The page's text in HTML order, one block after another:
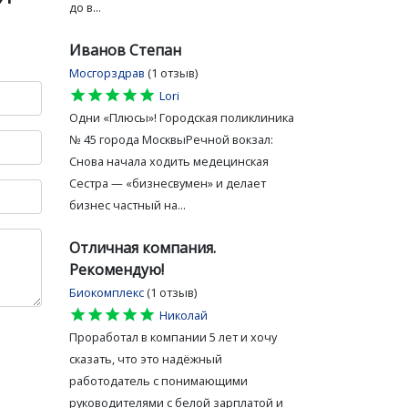
до в...
Иванов Степан
Мосгорздрав (1 отзыв)
star
star
star
star
star
Lori
Одни «Плюсы»! Городская поликлиника
№ 45 города МосквыРечной вокзал:
Снова начала ходить медецинская
Сестра — «бизнесвумен» и делает
бизнес частный на...
Отличная компания.
Рекомендую!
Биокомплекс (1 отзыв)
star
star
star
star
star
Николай
Проработал в компании 5 лет и хочу
сказать, что это надёжный
работодатель с понимающими
руководителями с белой зарплатой и